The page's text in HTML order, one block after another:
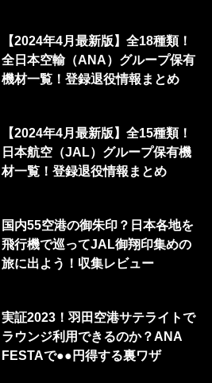
【2024年4月最新版】全18種類！
全日本空輸（ANA）グループ保有
機材一覧！登録退役情報まとめ
【2024年4月最新版】全15種類！
日本航空（JAL）グループ保有機
材一覧！登録退役情報まとめ
国内55空港の御朱印？日本各地を
飛行機で巡ってJAL御翔印集めの
旅に出よう！収集レビュー
実証2023！羽田空港サテライトで
ラウンジ利用できるのか？ANA
FESTAで●●円得する裏ワザ